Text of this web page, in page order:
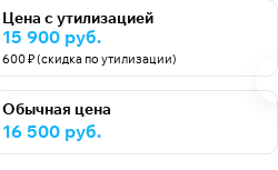
Цена с утилизацией
15 900 руб.
600 ₽ (скидка по утилизации)
Обычная цена
16 500 руб.